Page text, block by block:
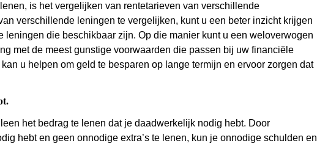
is het vergelijken van rentetarieven van verschillende
verschillende leningen te vergelijken, kunt u een beter inzicht krijgen
leningen die beschikbaar zijn. Op die manier kunt u een weloverwogen
met de meest gunstige voorwaarden die passen bij uw financiële
u helpen om geld te besparen op lange termijn en ervoor zorgen dat
het bedrag te lenen dat je daadwerkelijk nodig hebt. Door
hebt en geen onnodige extra’s te lenen, kun je onnodige schulden en